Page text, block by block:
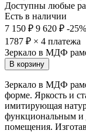
Доступны любые
Есть в наличии
7 150 ₽ 9 620 ₽ -25%
1787 ₽ × 4 платежа
Зеркало в МДФ
В корзину
Зеркало в МДФ
форме. Яркость и
имитирующая
функциональным и
помещения.